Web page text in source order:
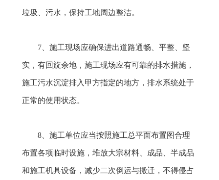
垃圾、污水，保持工地周边整洁。
7、施工现场应确保进出道路通畅、平整、坚
实，有回旋余地，施工现场应有可靠的排水措施，
施工污水沉淀排入甲方指定的地方，排水系统处于
正常的使用状态。
8、施工单位应当按照施工总平面布置图合理
布置各项临时设施，堆放大宗材料、成品、半成品
和施工机具设备，减少二次倒运与搬迁，不得侵占